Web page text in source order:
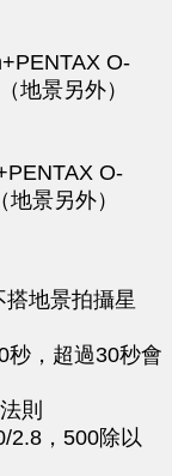
O-
景另外）
O-
景另外）
地景拍攝星
秒，超過30秒會
則
2.8，500除以